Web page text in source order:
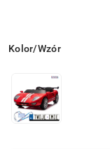
Wariant
Kolor/Wzór